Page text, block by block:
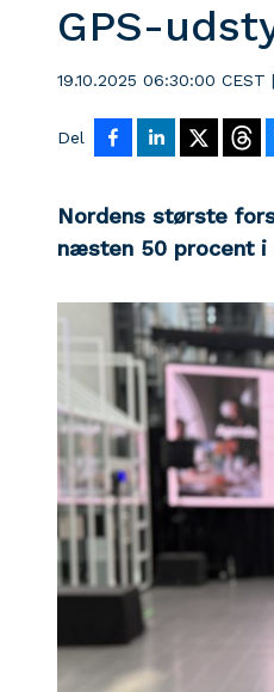
GPS-
19.10.2025 06:30:00 CEST |
Del
Nordens største
næsten 50 procent i